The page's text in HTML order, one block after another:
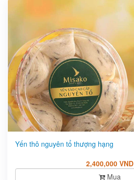
Yến thô nguyên tổ thượng hạng
2,400,000 VND
Mua